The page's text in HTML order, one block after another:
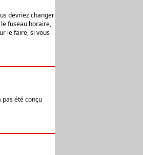
devriez changer
fuseau horaire,
le faire, si vous
été conçu